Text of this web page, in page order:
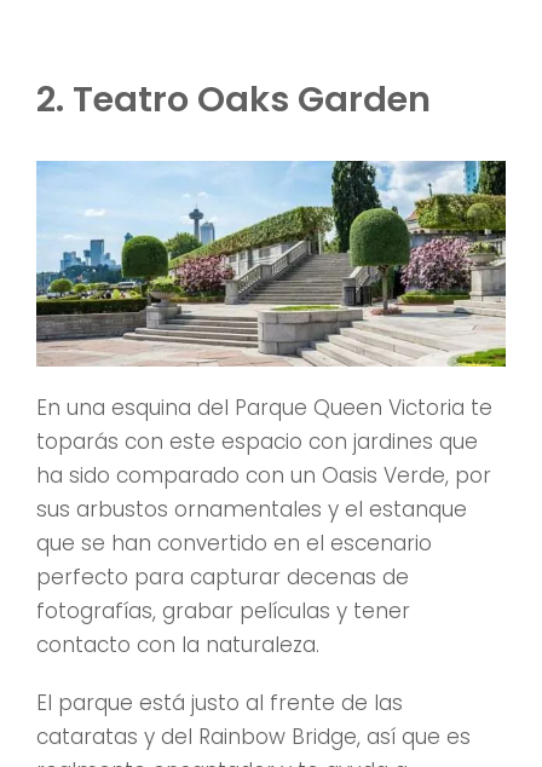
2. Teatro Oaks Garden
En una esquina del Parque Queen Victoria te
toparás con este espacio con jardines que
ha sido comparado con un Oasis Verde, por
sus arbustos ornamentales y el estanque
que se han convertido en el escenario
perfecto para capturar decenas de
fotografías, grabar películas y tener
contacto con la naturaleza.
El parque está justo al frente de las
cataratas y del Rainbow Bridge, así que es